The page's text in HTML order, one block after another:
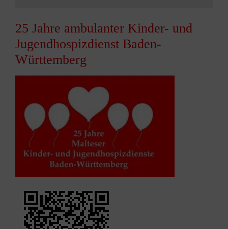
25 Jahre ambulanter Kinder- und
Jugendhospizdienst Baden-
Württemberg